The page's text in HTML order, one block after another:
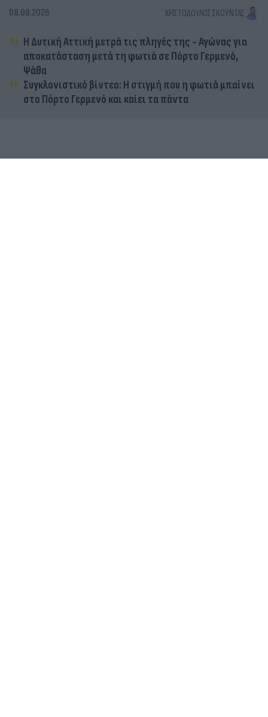
08.08.2026 ΧΡΙΣΤΌΔΟΥΛΟΣ ΣΚΟΎΝΤΑΣ
Η Δυτική Αττική μετρά τις πληγές της - Αγώνας για
αποκατάσταση μετά τη φωτιά σε Πόρτο Γερμενό,
Ψάθα
Συγκλονιστικό βίντεο: Η στιγμή που η φωτιά μπαίνει
στο Πόρτο Γερμενό και καίει τα πάντα